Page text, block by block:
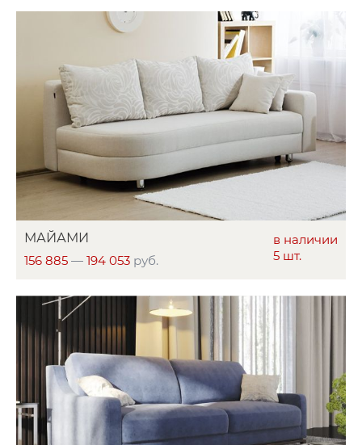
в наличии
5 шт.
МАЙАМИ
156 885 — 194 053 руб.